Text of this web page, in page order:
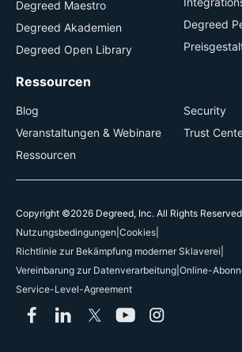
Degreed Maestro
Degreed Akademien
Degreed Open Library
Degreed
Ressourcen
Blog
Veranstaltungen & Webinare
Ressourcen
Security
Trust
Copyright ©2026 Degreed, Inc. All Rights
Nutzungsbedingungen Cookies
Richtlinie zur Bekämpfung moderner Sklaverei
Vereinbarung zur Datenverarbeitung Online-
Service-Level-Agreement